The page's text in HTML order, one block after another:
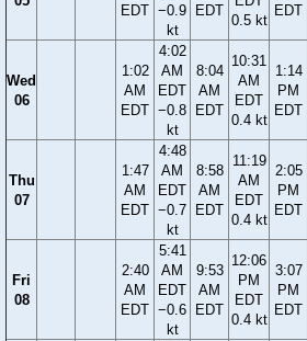
EDT −0.9
kt
EDT
0.5 kt
EDT
Wed
06
1:02
AM
EDT
4:02
AM
EDT
−0.8
kt
8:04
AM
EDT
10:31
AM
EDT
0.4 kt
1:14
PM
EDT
Thu
07
1:47
AM
EDT
4:48
AM
EDT
−0.7
kt
8:58
AM
EDT
11:19
AM
EDT
0.4 kt
2:05
PM
EDT
Fri
08
2:40
AM
EDT
5:41
AM
EDT
−0.6
kt
9:53
AM
EDT
12:06
PM
EDT
0.4 kt
3:07
PM
EDT